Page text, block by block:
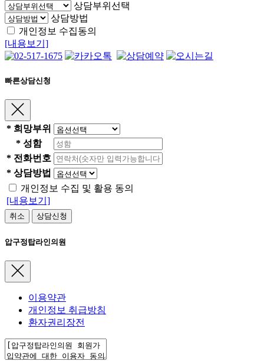
상담부위선택
상담방법
개인정보 수집동의
[내용보기]
빠른상담신청
* 희망부위
* 성함
* 전화번호
* 상담방법
개인정보 수집 및 활용 동의
[내용보기]
취소 상담신청
압구정탑라인의원
이용약관
개인정보 취급방침
환자권리장전